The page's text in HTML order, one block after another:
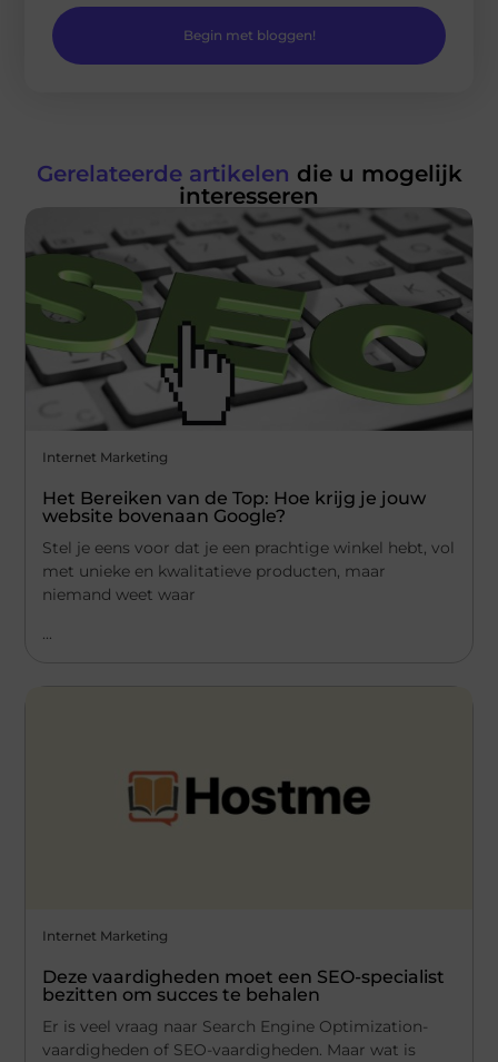
Begin met bloggen!
Gerelateerde artikelen die u mogelijk
interesseren
Internet Marketing
Het Bereiken van de Top: Hoe krijg je jouw
website bovenaan Google?
Stel je eens voor dat je een prachtige winkel hebt, vol
met unieke en kwalitatieve producten, maar
niemand weet waar
...
Internet Marketing
Deze vaardigheden moet een SEO-specialist
bezitten om succes te behalen
Er is veel vraag naar Search Engine Optimization-
vaardigheden of SEO-vaardigheden. Maar wat is